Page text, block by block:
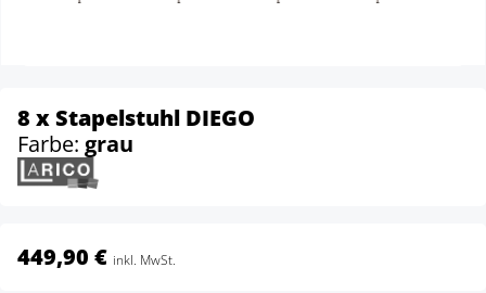
8 x Stapelstuhl DIEGO
Farbe: grau
449,90 € inkl. MwSt.